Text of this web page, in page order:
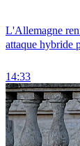
L'Allemagne
attaque hybride
14:33